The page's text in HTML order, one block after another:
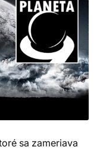
sa zameriava